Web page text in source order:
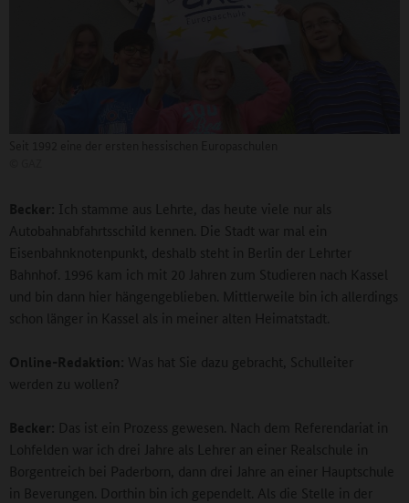
Becker: Ich stamme aus Lehrte, das heute viele nur als
Autobahnabfahrtsschild kennen. Die Stadt war mal ein
Eisenbahnknotenpunkt, deshalb steht in Berlin der Lehrter
Bahnhof. 1996 kam ich mit 20 Jahren zum Studieren nach Kassel
und bin dann hier hängengeblieben. Mittlerweile bin ich allerdings
schon länger in Kassel als in meiner alten Heimatstadt.
Online-Redaktion: Was hat Sie dazu gebracht, Schulleiter
werden zu wollen?
Becker: Das ist ein Prozess gewesen. Nach dem Referendariat in
Lohfelden war ich drei Jahre als Lehrer an einer Realschule in
Borgentreich bei Paderborn, dann drei Jahre an einer Hauptschule
in Beverungen. Dorthin bin ich gependelt. Als die Stelle in der